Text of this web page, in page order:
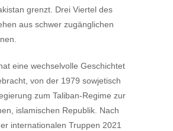
grenzt. Drei Viertel des
aus schwer zugänglichen
eine wechselvolle Geschichtet
von der 1979 sowjetisch
zum Taliban-Regime zur
islamischen Republik. Nach
internationalen Truppen 2021